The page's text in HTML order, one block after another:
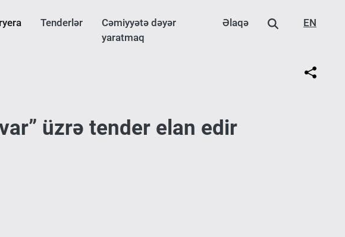
Tenderlər
Cəmiyyətə dəyər
yaratmaq
Əlaqə EN
üzrə tender elan edir